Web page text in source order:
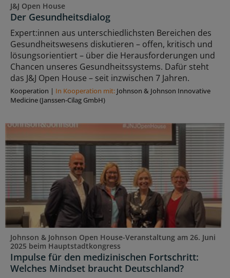
J&J Open House
Der Gesundheitsdialog
Expert:innen aus unterschiedlichsten Bereichen des
Gesundheitswesens diskutieren – offen, kritisch und
lösungsorientiert – über die Herausforderungen und
Chancen unseres Gesundheitssystems. Dafür steht
das J&J Open House – seit inzwischen 7 Jahren.
Kooperation | In Kooperation mit: Johnson & Johnson Innovative
Medicine (Janssen-Cilag GmbH)
Johnson & Johnson Open House-Veranstaltung am 26. Juni
2025 beim Hauptstadtkongress
Impulse für den medizinischen Fortschritt:
Welches Mindset braucht Deutschland?